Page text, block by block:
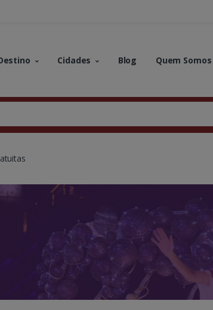
Cidades Blog Quem Somos